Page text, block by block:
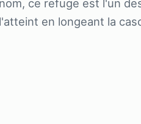
ce refuge est l'un
en longeant la